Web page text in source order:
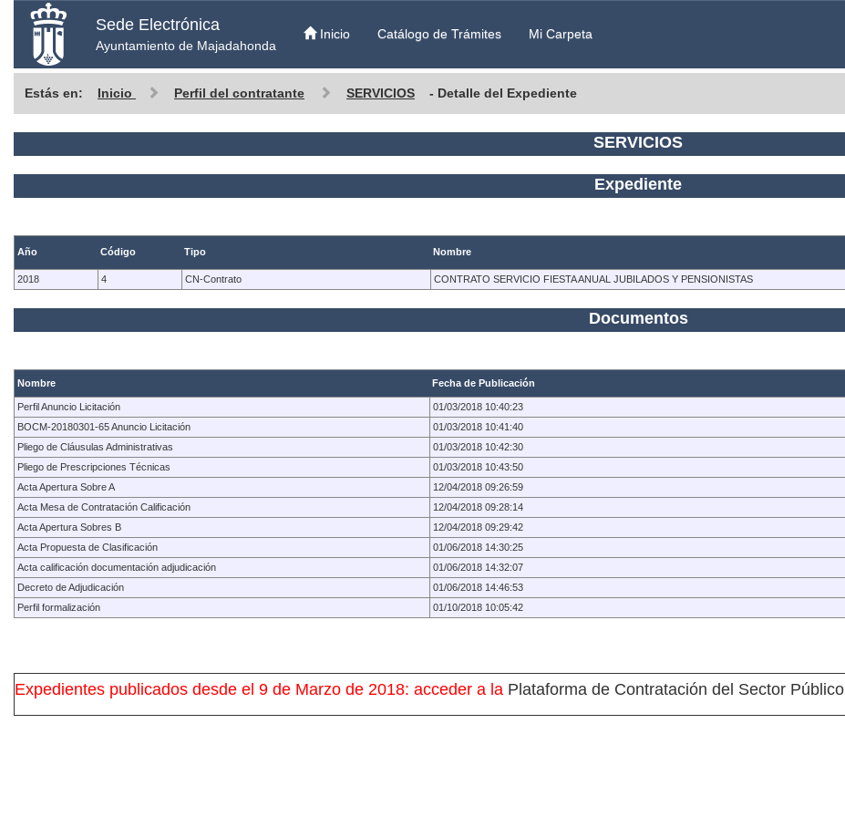
Sede Electrónica
Ayuntamiento de Majadahonda
Inicio Catálogo de Trámites Mi Carpeta
Estás en: Inicio Perfil del contratante SERVICIOS - Detalle del Expediente
SERVICIOS
Expediente
Año Código Tipo Nombre
2018 4 CN-Contrato CONTRATO SERVICIO FIESTA ANUAL JUBILADOS Y PENSIONISTAS
Documentos
Nombre Fecha de Publicación
Perfil Anuncio Licitación 01/03/2018 10:40:23
BOCM-20180301-65 Anuncio Licitación
01/03/2018 10:41:40
Pliego de Cláusulas Administrativas
01/03/2018 10:42:30
Pliego de Prescripciones Técnicas
01/03/2018 10:43:50
Acta Apertura Sobre A
12/04/2018 09:26:59
Acta Mesa de Contratación Calificación
12/04/2018 09:28:14
Acta Apertura Sobres B
12/04/2018 09:29:42
Acta Propuesta de Clasificación
01/06/2018 14:30:25
Acta calificación documentación adjudicación
01/06/2018 14:32:07
Decreto de Adjudicación
01/06/2018 14:46:53
Perfil formalización
01/10/2018 10:05:42
Expedientes publicados desde el 9 de Marzo de 2018: acceder a la Plataforma de Contratación del Sector Público